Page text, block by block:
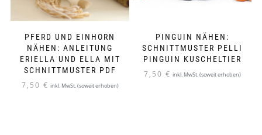
PFERD UND EINHORN
NÄHEN: ANLEITUNG
ERIELLA UND ELLA MIT
SCHNITTMUSTER PDF
7,50 € inkl. MwSt. (soweit erhoben)
PINGUIN NÄHEN:
SCHNITTMUSTER PELLI
PINGUIN KUSCHELTIER
7,50 € inkl. MwSt. (soweit erhoben)